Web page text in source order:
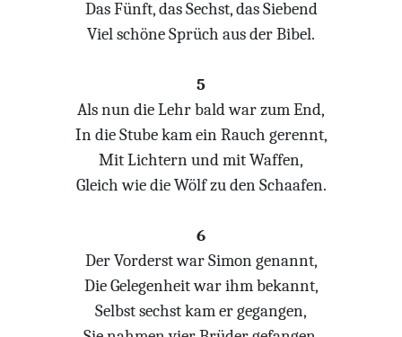
Das Fünft, das Sechst, das Siebend
Viel schöne Sprüch aus der Bibel.
5
Als nun die Lehr bald war zum End,
In die Stube kam ein Rauch gerennt,
Mit Lichtern und mit Waffen,
Gleich wie die Wölf zu den Schaafen.
6
Der Vorderst war Simon genannt,
Die Gelegenheit war ihm bekannt,
Selbst sechst kam er gegangen,